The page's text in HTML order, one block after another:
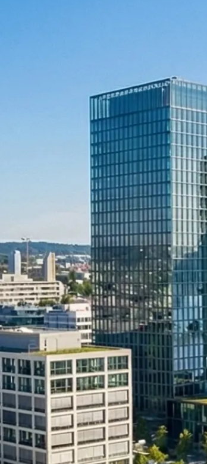
Gesetzliche Revisionen
Spezialprüfungen
Vorsorge & öffentliche Organisationen
Interne Kontrollen & Prozessprüfungen
Gründung & Entwicklung
Umstrukturierung & Sanierung
Nachfolge & Transaktionen
Bewertung & Planung
Wissen
Fachwissen
Publikationen
Ressourcen
Truvag
Team
Karriere
Kundeninformation
Leitbild